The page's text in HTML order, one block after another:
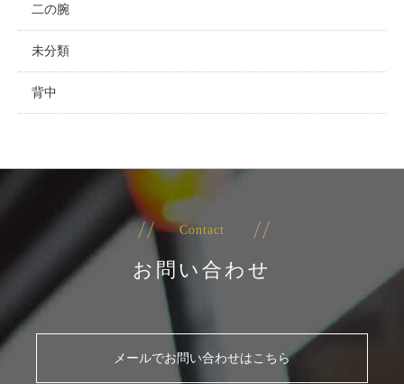
二の腕
未分類
背中
Contact
お問い合わせ
メールでお問い合わせはこちら